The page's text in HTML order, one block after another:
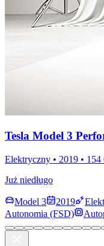
Tesla Model 3
Elektryczny • 2019 • 154
Już niedługo
Model 3 2019
Autonomia (FSD)